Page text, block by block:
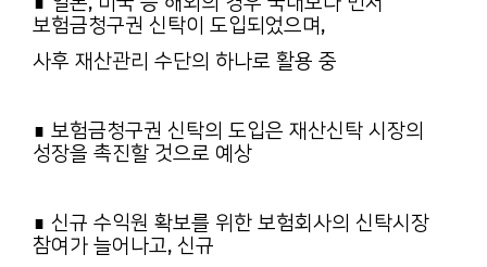
보험금청구권 신탁이 도입되었으며,
사후 재산관리 수단의 하나로 활용 중
∎ 보험금청구권 신탁의 도입은 재산신탁 시장의
성장을 촉진할 것으로 예상
∎ 신규 수익원 확보를 위한 보험회사의 신탁시장
참여가 늘어나고, 신규